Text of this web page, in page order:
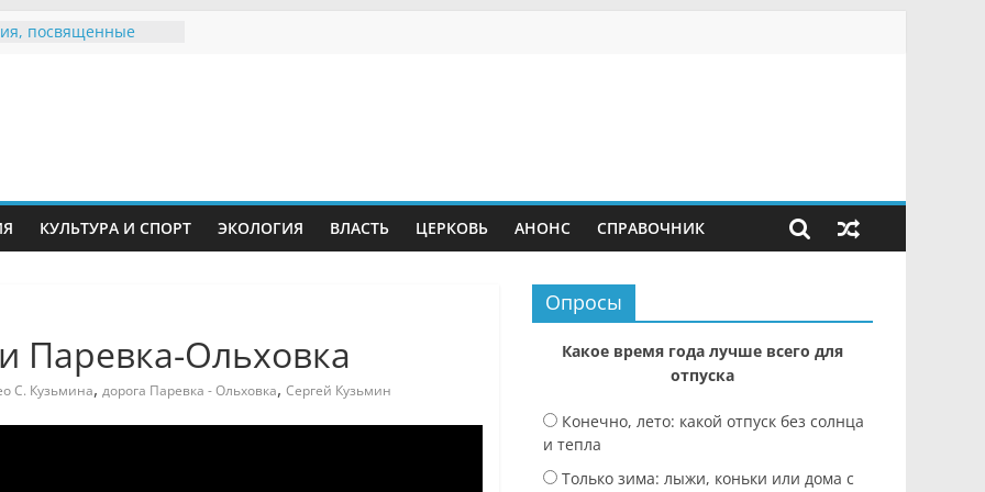
посвященные
в сети Интернет
участие в
«Сохраним
КУЛЬТУРА И СПОРТ ЭКОЛОГИЯ ВЛАСТЬ ЦЕРКОВЬ АНОНС СПРАВОЧНИК
Паревка-Ольховка
С. Кузьмина, дорога Паревка - Ольховка, Сергей Кузьмин
Опросы
Какое время года лучше всего для
отпуска
Конечно, лето: какой отпуск без солнца
и тепла
Только зима: лыжи, коньки или дома с